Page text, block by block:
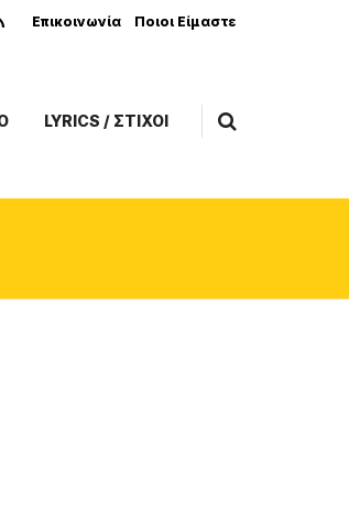
Επικοινωνία Ποιοι Είμαστε
LYRICS / ΣΤΙΧΟΙ